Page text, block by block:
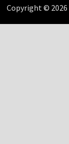
Copyright © 2026